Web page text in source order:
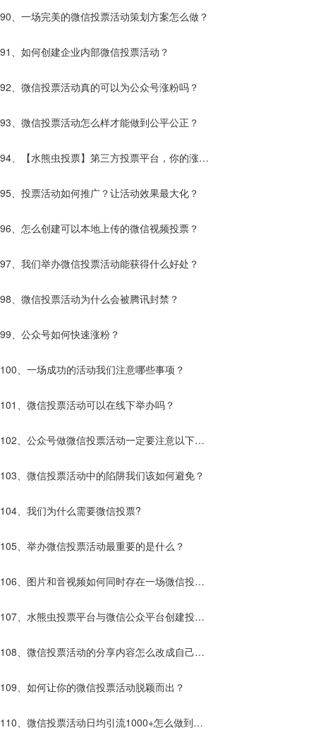
效果更好？
90、一场完美的微信投票活动策划方案怎么做？
91、如何创建企业内部微信投票活动？
92、微信投票活动真的可以为公众号涨粉吗？
93、微信投票活动怎么样才能做到公平公正？
94、【水熊虫投票】第三方投票平台，你的涨粉
神器。
95、投票活动如何推广？让活动效果最大化？
96、怎么创建可以本地上传的微信视频投票？
97、我们举办微信投票活动能获得什么好处？
98、微信投票活动为什么会被腾讯封禁？
99、公众号如何快速涨粉？
100、一场成功的活动我们注意哪些事项？
101、微信投票活动可以在线下举办吗？
102、公众号做微信投票活动一定要注意以下几
103、微信投票活动中的陷阱我们该如何避免？
104、我们为什么需要微信投票?
105、举办微信投票活动最重要的是什么？
106、图片和音视频如何同时存在一场微信投票
活动中？
107、水熊虫投票平台与微信公众平台创建投票
有什么不一样？
108、微信投票活动的分享内容怎么改成自己想
要的？
109、如何让你的微信投票活动脱颖而出？
110、微信投票活动日均引流1000+怎么做到